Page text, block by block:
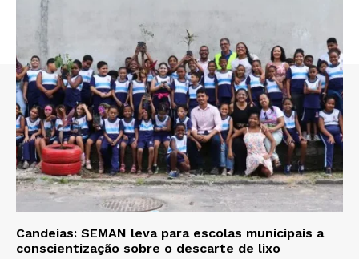
Candeias: SEMAN leva para escolas municipais a
conscientização sobre o descarte de lixo